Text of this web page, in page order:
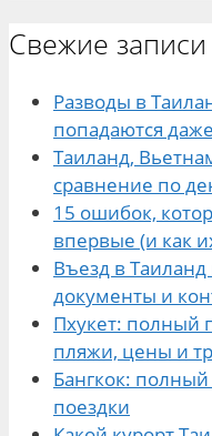
Свежие записи
Разводы в
попадаются
Таиланд,
сравнение по
15 ошибок,
впервые (и как
Въезд в Таиланд
документы и
Пхукет: полный
пляжи, цены и
Бангкок:
поездки